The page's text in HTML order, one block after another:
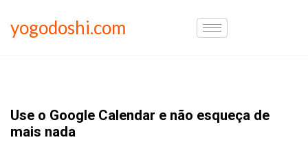
yogodoshi.com
Use o Google Calendar e não esqueça de
mais nada